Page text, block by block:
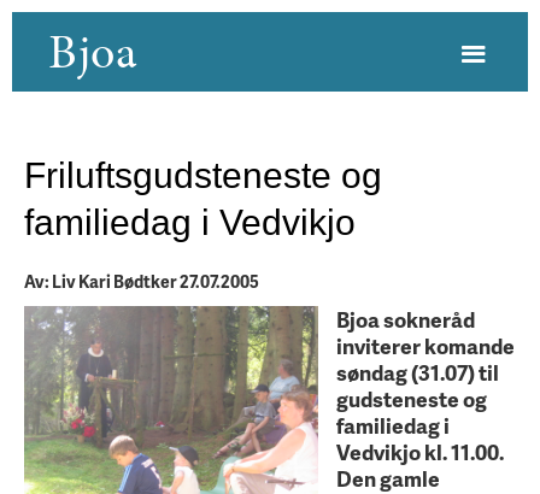
Bjoa
Friluftsgudsteneste og
familiedag i Vedvikjo
Av: Liv Kari Bødtker 27.07.2005
Bjoa sokneråd
inviterer komande
søndag (31.07) til
gudsteneste og
familiedag i
Vedvikjo kl. 11.00.
Den gamle